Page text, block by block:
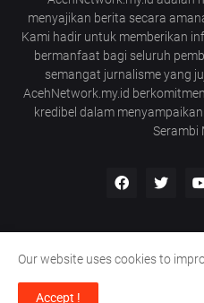
menyajikan berita secara
Kami hadir untuk memberikan
bermanfaat bagi seluruh
semangat jurnalisme yang
AcehNetwork.my.id
kredibel dalam
Serambi
Our website uses cookies to
Accept !